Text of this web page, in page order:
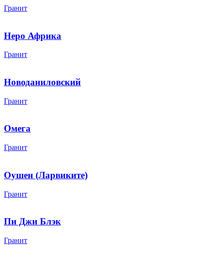
Гранит
Неро Африка
Гранит
Новоданиловский
Гранит
Омега
Гранит
Оушен (Ларвиките)
Гранит
Пи Джи Блэк
Гранит